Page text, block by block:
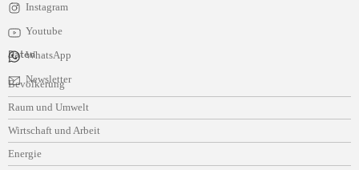
Instagram
Youtube
WhatsApp
Newsletter
Daten
Navigation
überspringen
Bevölkerung
Raum und Umwelt
Wirtschaft und Arbeit
Energie